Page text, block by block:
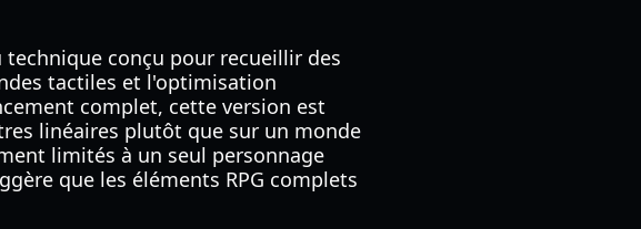
technique conçu pour recueillir des
tactiles et l'optimisation
complet, cette version est
linéaires plutôt que sur un monde
limités à un seul personnage
que les éléments RPG complets